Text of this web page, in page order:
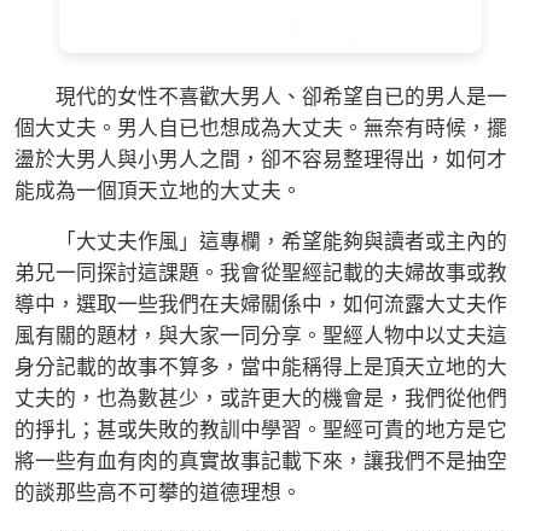
現代的女性不喜歡大男人、卻希望自已的男人是一
個大丈夫。男人自已也想成為大丈夫。無奈有時候，擺
盪於大男人與小男人之間，卻不容易整理得出，如何才
能成為一個頂天立地的大丈夫。
「大丈夫作風」這專欄，希望能夠與讀者或主內的
弟兄一同探討這課題。我會從聖經記載的夫婦故事或教
導中，選取一些我們在夫婦關係中，如何流露大丈夫作
風有關的題材，與大家一同分享。聖經人物中以丈夫這
身分記載的故事不算多，當中能稱得上是頂天立地的大
丈夫的，也為數甚少，或許更大的機會是，我們從他們
的掙扎；甚或失敗的教訓中學習。聖經可貴的地方是它
將一些有血有肉的真實故事記載下來，讓我們不是抽空
的談那些高不可攀的道德理想。